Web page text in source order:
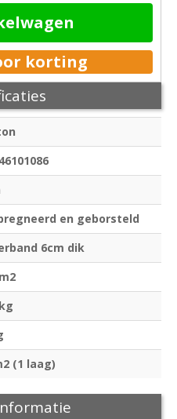
korting
en geborsteld
6cm dik
(1 laag)